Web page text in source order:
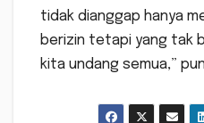
tidak dianggap hanya
berizin tetapi yang tak
kita undang semua,”